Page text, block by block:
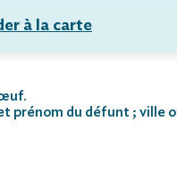
à la carte
prénom du défunt ; ville